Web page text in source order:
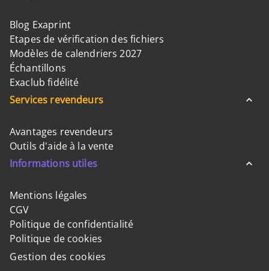
Blog Exaprint
Etapes de vérification des fichiers
Modèles de calendriers 2027
Échantillons
Exaclub fidélité
Services revendeurs
Avantages revendeurs
Outils d'aide à la vente
Informations utiles
Mentions légales
CGV
Politique de confidentialité
Politique de cookies
Gestion des cookies